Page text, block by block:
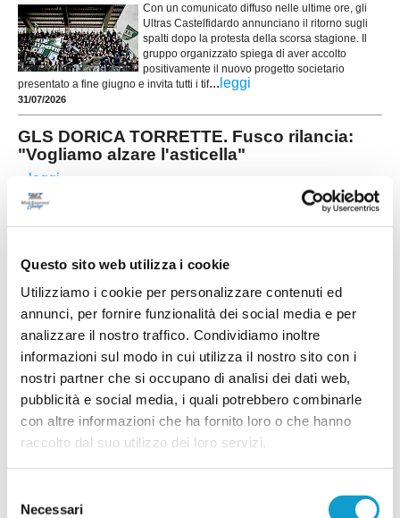
Questo sito web utilizza i cookie
Utilizziamo i cookie per personalizzare contenuti ed
annunci, per fornire funzionalità dei social media e per
analizzare il nostro traffico. Condividiamo inoltre
informazioni sul modo in cui utilizza il nostro sito con i
nostri partner che si occupano di analisi dei dati web,
pubblicità e social media, i quali potrebbero combinarle
con altre informazioni che ha fornito loro o che hanno
raccolto dal suo utilizzo dei loro servizi.
delNecessari
Con un comunicato diffuso nelle ultime ore, gli
Ultras Castelfidardo annunciano il ritorno sugli
spalti dopo la protesta della scorsa stagione. Il
gruppo organizzato spiega di aver accolto
positivamente il nuovo progetto societario
presentato a fine giugno e invita tutti i tif... leggi
31/07/2026
GLS DORICA TORRETTE. Fusco rilancia:
"Vogliamo alzare l'asticella"
leggi
28/07/2026
PORTUALI DORICA. Al via la stagione:
mancare. Con la presentazione di martedì, alla
Casa del Portuale di Ancona, la prima squadra
dei Portuali Dorica ha preso il largo verso la
nuova stagione 2026-2027. Qualche parola
chiave che dovrà caratterizzare l’ambiente:
impo...leggi
24/07/2026
CASTELFIDARDO. Ecco chi è il nuovo
direttore sportivo
sportivo, affidandogli il compito di guidare l'area